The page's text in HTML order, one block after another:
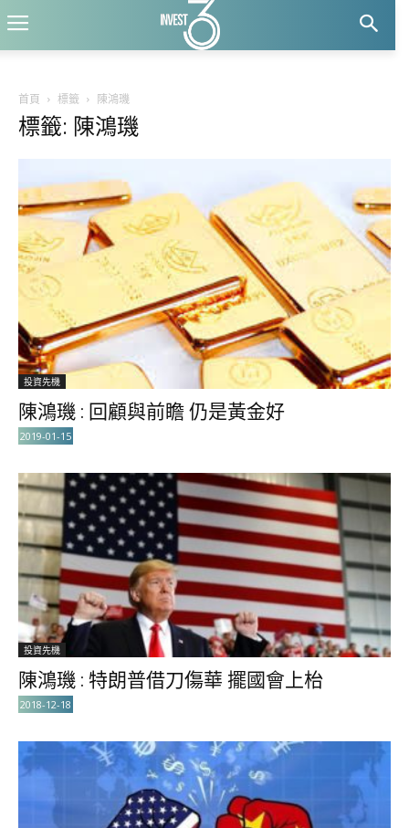
首頁 標籤 陳鴻璣
標籤: 陳鴻璣
投資先機
陳鴻璣 : 回顧與前瞻 仍是黃金好
2019-01-15
投資先機
陳鴻璣 : 特朗普借刀傷華 擺國會上枱
2018-12-18